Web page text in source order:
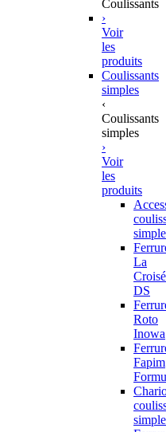
Coulissants
›
Voir
les
produits
Coulissants
simples
‹
Coulissants
simples
›
Voir
les
produits
La
DS
Roto
Inowa
Fapim